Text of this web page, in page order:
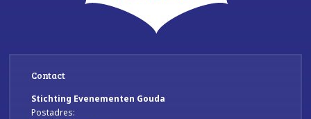
Contact
Stichting Evenementen Gouda
Postadres: